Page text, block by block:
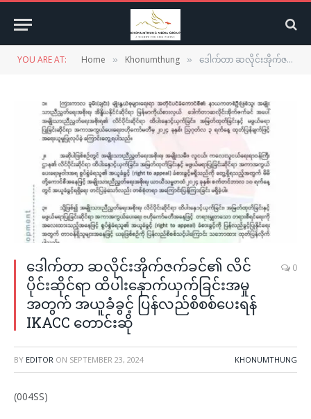
YOU ARE AT: Home » Khonumthung » ဒေါက်တာ ဆလိုင်းအိုက်ဇက်ခင်၏ လိင်ပိုင်းဆိုင်ရာ ထိပါးနှောက်ယှက်ခြင်းအမှုအတွက် အယူခံခွင့် ပြန်လည်စိစစ်ပေးရန် IKACC တောင်းဆို
ဒေါက်တာ ဆလိုင်းအိုက်ဇက်ခင်၏ လိင်
ပိုင်းဆိုင်ရာ ထိပါးနှောက်ယှက်ခြင်းအမှု
အတွက် အယူခံခွင့် ပြန်လည်စိစစ်ပေးရန်
IKACC တောင်းဆို
0
BY EDITOR ON SEPTEMBER 23, 2024 KHONUMTHUNG
(004SS)